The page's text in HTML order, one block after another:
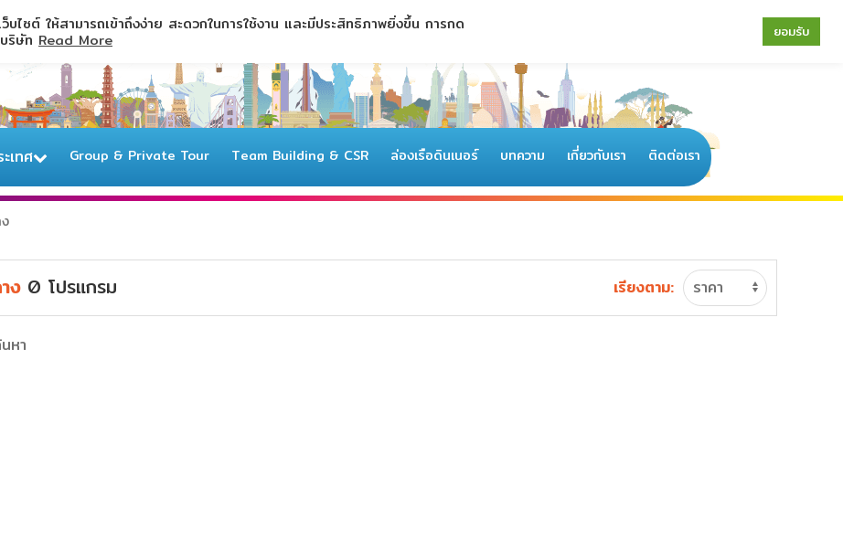
เทศ Group & Private Tour Team Building & CSR ล่องเรือดินเนอร์ บทความ เกี่ยวกับเรา ติดต่อเรา
ง 0 โปรแกรม เรียงตาม:
หา
ไซต์ ให้สามารถเข้าถึงง่าย สะดวกในการใช้งาน และมีประสิทธิภาพยิ่งขึ้น การกด
ริษัท Read More ยอมรับ